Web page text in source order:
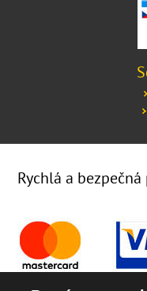
Rychlá a